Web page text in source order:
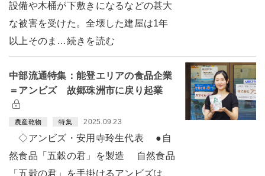
設備や木桶が下敷きになるなどの甚大
な被害を受けた。全壊した建屋は1年
以上そのま…続きを読む
中部流通特集：能登エリアの食品企業
＝アンビズ 故郷珠洲市に戻り起業
農産乾物 特集 2025.09.23
◇アンビズ・安用寺玲生代表 ●自
然食品「五穀の君」を製造 自然食品
「五穀の君」を手掛けるアンビズは、